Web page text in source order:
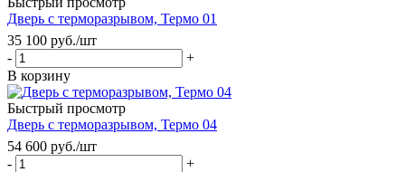
Дверь с терморазрывом, Термо 01
35 100 руб./шт
-
+
В корзину
Быстрый просмотр
Дверь с терморазрывом, Термо 04
54 600 руб./шт
-
+